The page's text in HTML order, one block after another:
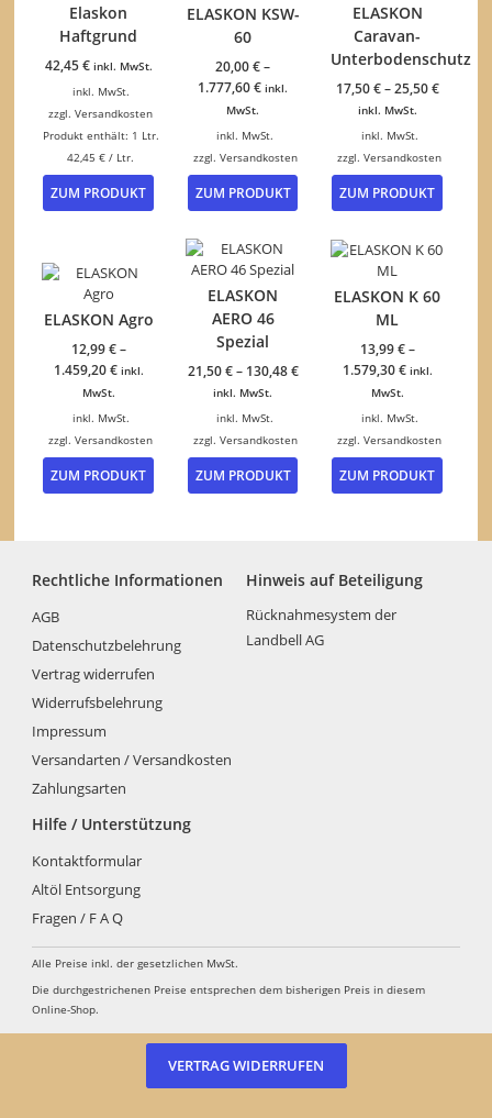
Elaskon
Haftgrund
42,45€ inkl. MwSt.
inkl. MwSt.
zzgl.Versandkosten
Produkt enthält: 1 Ltr.
42,45€ / Ltr.
ZUM PRODUKT
ELASKON KSW-
60
20,00€–
1.777,60€ inkl.
MwSt.
inkl. MwSt.
zzgl. Versandkosten
ZUM PRODUKT
Dieses
Produkt
mehrere
Varianten
auf
werden
ELASKON
Caravan-
Unterbodenschutz
17,50€–25,50€
inkl. MwSt.
inkl. MwSt.
zzgl.Versandkosten
ZUM PRODUKT
Dieses
werden
ELASKON Agro
12,99€–
1.459,20€ inkl.
MwSt.
inkl. MwSt.
zzgl.Versandkosten
ZUM PRODUKT
Dieses
Produkt
Die
auf
der
gewählt
ELASKON
AERO 46
Spezial
21,50€– 130,48€
inkl. MwSt.
inkl. MwSt.
zzgl. Versandkosten
ZUM PRODUKT
Dieses
Produkt
Die
Optionen
können
auf
ELASKON K 60
ML
13,99€–
1.579,30€ inkl.
MwSt.
inkl. MwSt.
zzgl.Versandkosten
ZUM PRODUKT
Dieses
Rechtliche Informationen
AGB
Datenschutzbelehrung
Vertrag widerrufen
Widerrufsbelehrung
Impressum
Versandarten / Versandkosten
Zahlungsarten
Hinweis auf Beteiligung
Rücknahmesystem der
Landbell AG
Hilfe / Unterstützung
Kontaktformular
Altöl Entsorgung
Fragen / F A Q
Alle Preise inkl. der gesetzlichen MwSt.
Die durchgestrichenen Preise entsprechen dem bisherigen Preis in diesem
Online-Shop.
VERTRAG WIDERRUFEN